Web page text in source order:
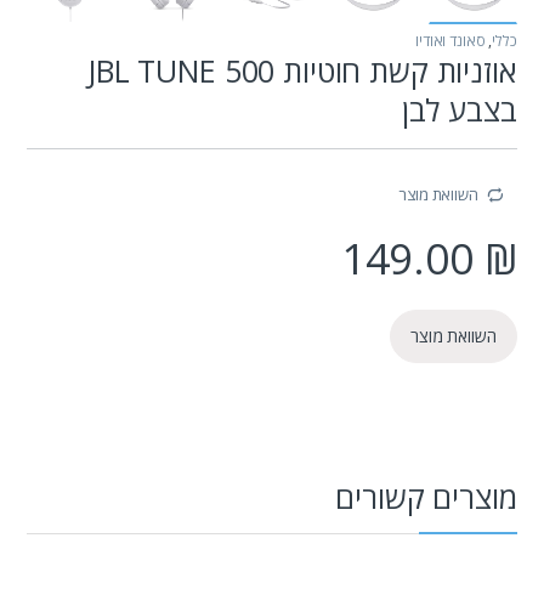
כללי, סאונד ואודיו
אוזניות קשת חוטיות JBL TUNE 500
בצבע לבן
השוואת מוצר
149.00 ₪
השוואת מוצר
מוצרים קשורים